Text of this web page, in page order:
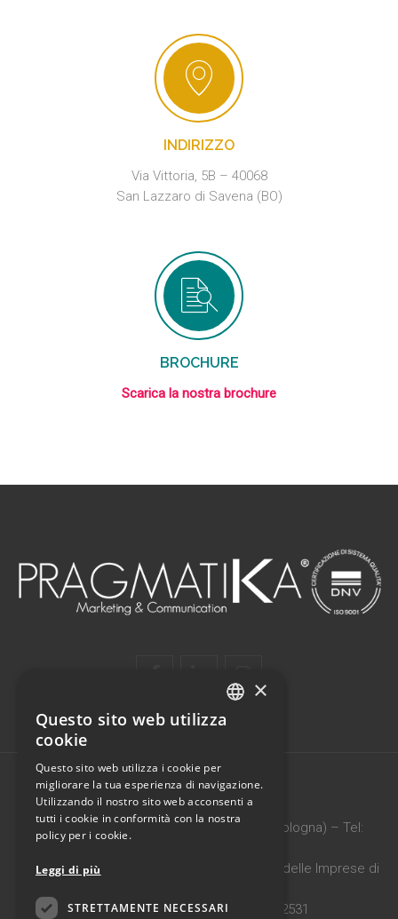
INDIRIZZO
Via Vittoria, 5B – 40068
San Lazzaro di Savena (BO)
BROCHURE
Scarica la nostra brochure
PRAGMATIKA SRL
Via Vittoria, 5 b – 40068 – San Lazzaro (Bologna) – Tel:
C.F./P.IVA: 02088551201 – Iscritta al registro delle Imprese di
Iscritta al R.E.A. di Bologna n° 412531
×
Questo sito web utilizza
cookie
Questo sito web utilizza i cookie per
migliorare la tua esperienza di navigazione.
Utilizzando il nostro sito web acconsenti a
tutti i cookie in conformità con la nostra
policy per i cookie.
Leggi di più
STRETTAMENTE NECESSARI